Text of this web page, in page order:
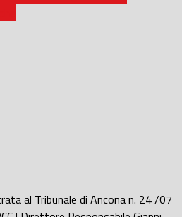
al Tribunale di Ancona n. 24 /07